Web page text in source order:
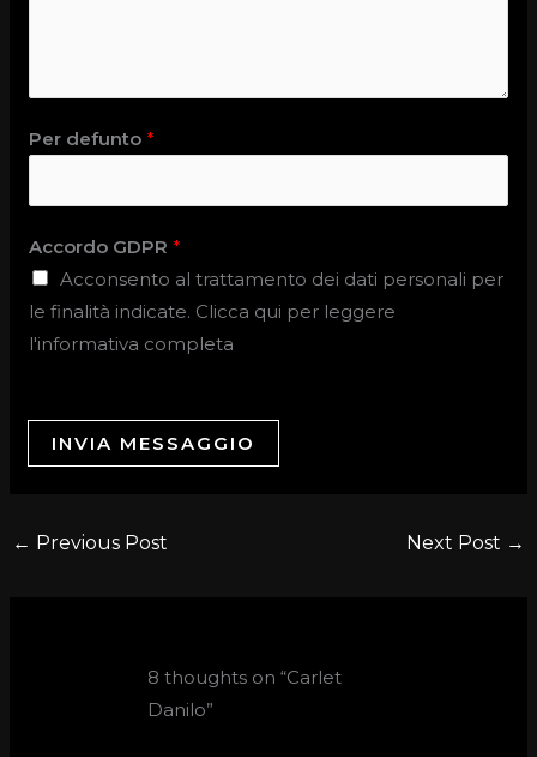
Per defunto*
Accordo GDPR*
Acconsento al trattamento dei dati personali per
le finalità indicate. Clicca qui per leggere
l'informativa completa
INVIA MESSAGGIO
← Previous Post Next Post →
8 thoughts on “Carlet
Danilo”